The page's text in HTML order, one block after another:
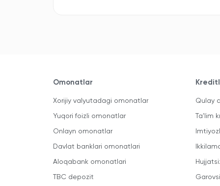
Omonatlar
Xorijiy valyutadagi omonatlar
Yuqori foizli omonatlar
Onlayn omonatlar
Davlat banklari omonatlari
Aloqabank omonatlari
TBC depozit
Qulay
Ta'lim